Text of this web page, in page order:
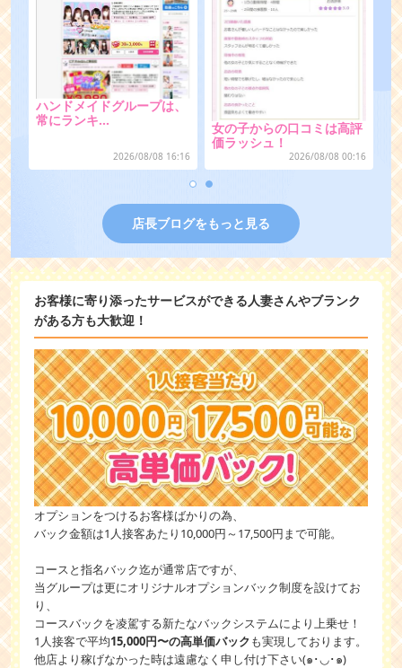
ハンドメイドグループは、
常にランキ…
採用者全員に待機時給保証
♪
店長ブログをもっと見る
お客様に寄り添ったサービスができる人妻さんやブランク
がある方も大歓迎！
オプションをつけるお客様ばかりの為、
バック金額は1人接客あたり10,000円～17,500円まで可能。
コースと指名バック迄が通常店ですが、
当グループは更にオリジナルオプションバック制度を設けてお
り、
コースバックを凌駕する新たなバックシステムにより上乗せ！
1人接客で平均15,000円〜の高単価バックも実現しております。
他店より稼げなかった時は遠慮なく申し付け下さい(๑･◡･๑)